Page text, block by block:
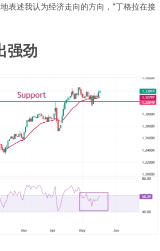
表述我认为经济走向的方向，”丁格拉在接
强劲